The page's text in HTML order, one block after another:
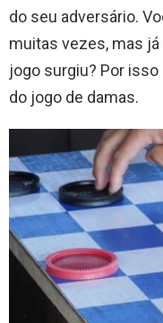
do seu adversário.
muitas vezes, mas
jogo surgiu? Por
do jogo de damas.